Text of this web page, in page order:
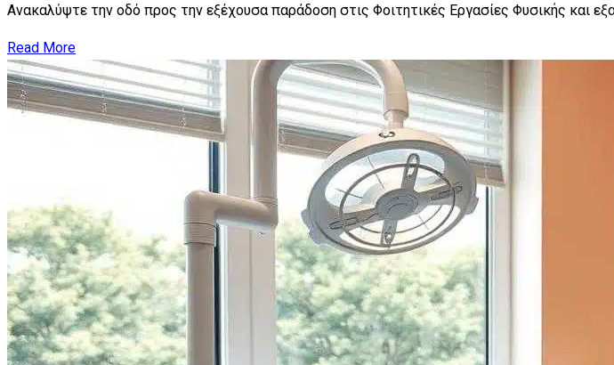
Ανακαλύψτε την οδό προς την εξέχουσα παράδοση στις Φοιτητικές Εργασίες Φυσικής και
Read More